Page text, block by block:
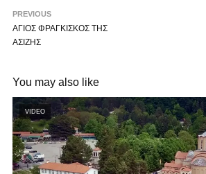
PREVIOUS
ΑΓΙΟΣ ΦΡΑΓΚΙΣΚΟΣ ΤΗΣ
ΑΣΙΖΗΣ
You may also like
VIDEO